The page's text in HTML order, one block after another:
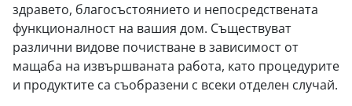
здравето, благосъстоянието и непосредствената
функционалност на вашия дом. Съществуват
различни видове почистване в зависимост от
мащаба на извършваната работа, като процедурите
и продуктите са съобразени с всеки отделен случай.